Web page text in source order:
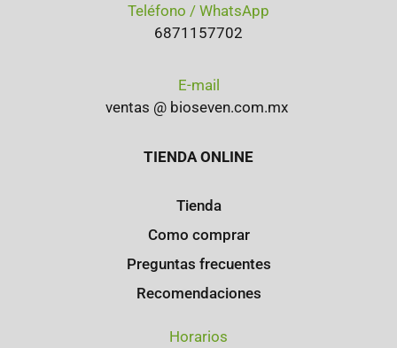
Teléfono / WhatsApp
6871157702
E-mail
ventas @ bioseven.com.mx
TIENDA ONLINE
Tienda
Como comprar
Preguntas frecuentes
Recomendaciones
Horarios